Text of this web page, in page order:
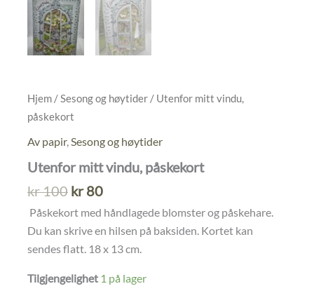
Hjem /Sesong og høytider / Utenfor mitt vindu,
påskekort
Av papir,Sesong og høytider
Utenfor mitt vindu, påskekort
kr100 Opprinnelig
pris
var:
kr 100.
kr80Nåværende
pris
er:
kr 80.
Påskekort med håndlagede blomster og påskehare.
Du kan skrive en hilsen på baksiden. Kortet kan
sendes flatt. 18 x 13 cm.
Tilgjengelighet 1 på lager